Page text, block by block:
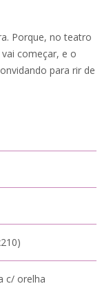
Porque, no teatro
começar, e o
para rir de
c/ orelha